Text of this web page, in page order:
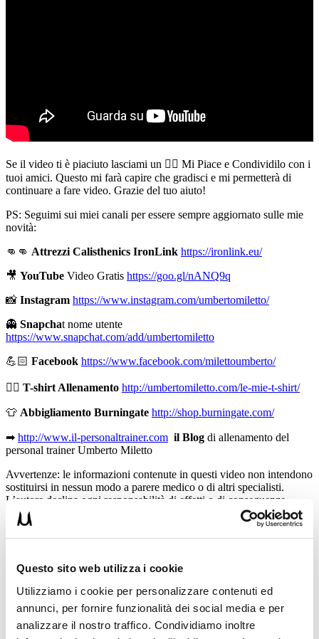
Questo sito web utilizza i cookie
Utilizziamo i cookie per personalizzare contenuti ed
annunci, per fornire funzionalità dei social media e per
analizzare il nostro traffico. Condividiamo inoltre
Se il video ti è piaciuto lasciami un 👍🏻 Mi Piace e Condividilo con i
tuoi amici. Questo mi farà capire che gradisci e mi permetterà di
continuare a fare video. Grazie del tuo aiuto!
PS: Seguimi sui miei canali per essere sempre aggiornato sulle mie
novità:
👊👊 Attrezzi Calisthenics IronLink https://ironlink.eu/
🎥 YouTube Video Gratis https://goo.gl/nANQ9q
📸 Instagram https://www.instagram.com/umbertomiletto/
👻 Snapchat nome utente
https://www.snapchat.com/add/umbertomiletto
💪🏻 Facebook https://www.facebook.com/milettoumberto/
🏋🏻 T-shirt Allenamento http://umbertomiletto.com/le-mie-t-shirt/
👕 Abbigliamento Burningate http://shop.burningate.com/
➡ http://www.il-personaltrainer.com il Blog di allenamento del
personal trainer Umberto Miletto
Avvertenze: le informazioni contenute in questi video non intendono
sostituirsi in nessun modo a parere medico o di altri specialisti.
L’autore declina ogni responsabilità di effetti o di conseguenze
risultanti dall’uso di tali informazioni e dalla loro messa in pratica.
L’allenamento con sovraccarichi, a corpo libero, con i kettlebell, con
il trx, e con altri attrezzi può causare infortuni, si consiglia pertanto
metodologie adatte al proprio livello di forma. Consultare il proprio
medico di fiducia prima di intraprendere qualsiasi forma di attività
fisica o regime alimentare.
Condividi: